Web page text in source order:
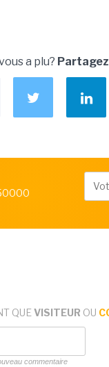
a plu? Partagez
QUE VISITEUR OU
commentaire